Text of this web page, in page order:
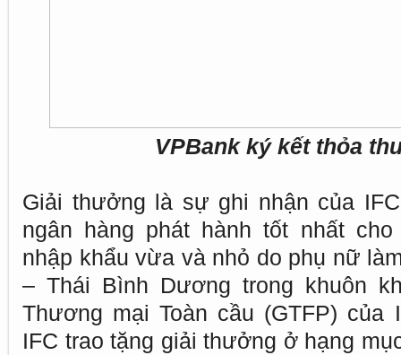
VPBank ký kết thỏa
Giải thưởng là sự ghi nhận của
ngân hàng phát hành tốt nhất
nhập khẩu vừa và nhỏ do phụ nữ
– Thái Bình Dương trong khuôn
Thương mại Toàn cầu (GTFP)
IFC trao tặng giải thưởng ở hạng